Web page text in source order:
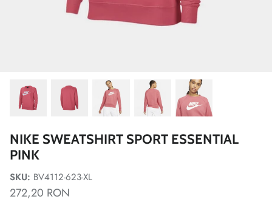
NIKE SWEATSHIRT SPORT ESSENTIAL
PINK
SKU: BV4112-623-XL
272,20 RON